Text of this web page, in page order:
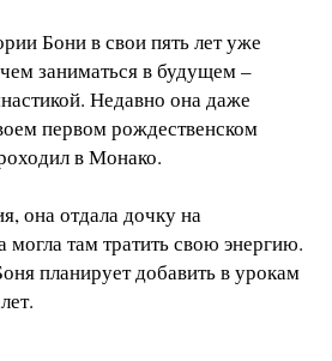
Бони в свои пять лет уже
заниматься в будущем –
Недавно она даже
первом рождественском
в Монако.
она отдала дочку на
могла там тратить свою энергию.
планирует добавить в урокам